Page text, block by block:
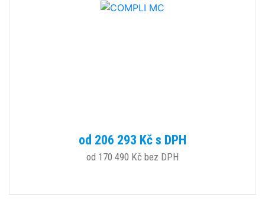
od 206 293 Kč s DPH
od 170 490 Kč bez DPH